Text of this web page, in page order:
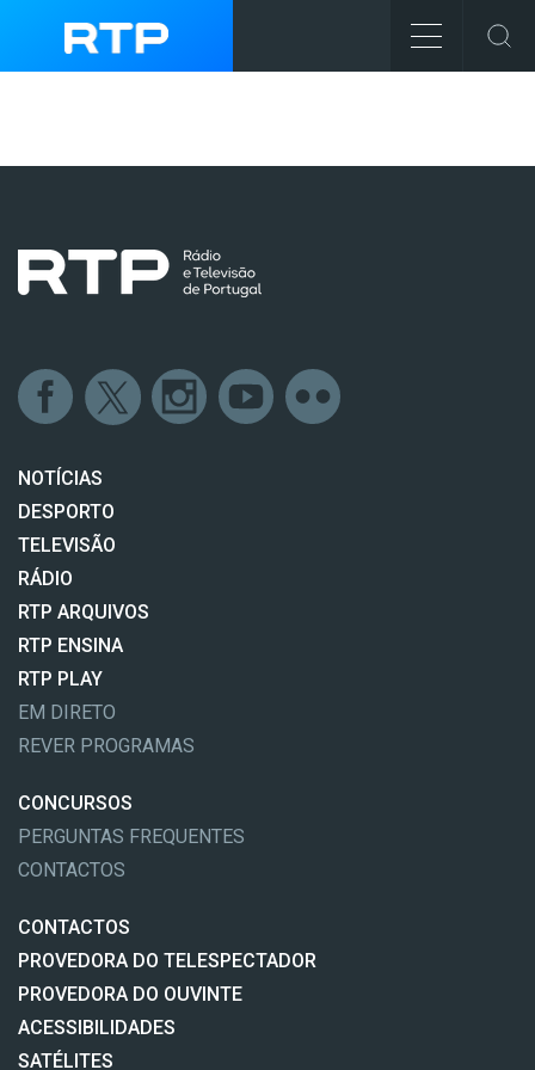
NOTÍCIAS
DESPORTO
TELEVISÃO
RÁDIO
RTP ARQUIVOS
RTP ENSINA
RTP PLAY
EM DIRETO
REVER PROGRAMAS
CONCURSOS
PERGUNTAS FREQUENTES
CONTACTOS
CONTACTOS
PROVEDORA DO TELESPECTADOR
PROVEDORA DO OUVINTE
ACESSIBILIDADES
SATÉLITES